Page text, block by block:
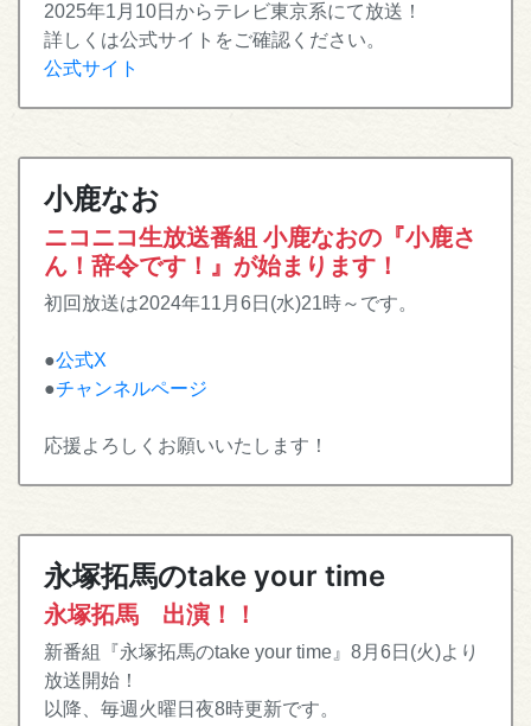
2025年1月10日からテレビ東京系にて放送！
詳しくは公式サイトをご確認ください。
公式サイト
小鹿なお
ニコニコ生放送番組 小鹿なおの『小鹿さ
ん！辞令です！』が始まります！
初回放送は2024年11月6日(水)21時～です。
●公式X
●チャンネルページ
応援よろしくお願いいたします！
永塚拓馬のtake your time
永塚拓馬 出演！！
新番組『永塚拓馬のtake your time』8月6日(火)より
放送開始！
以降、毎週火曜日夜8時更新です。